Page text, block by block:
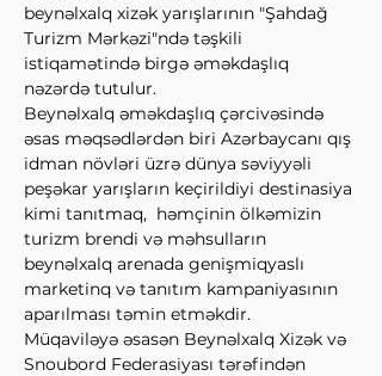
beynəlxalq xizək yarışlarının "Şahdağ
Turizm Mərkəzi"ndə təşkili
istiqamətində birgə əməkdaşlıq
nəzərdə tutulur.
Beynəlxalq əməkdaşlıq çərcivəsində
əsas məqsədlərdən biri Azərbaycanı qış
idman növləri üzrə dünya səviyyəli
peşəkar yarışların keçirildiyi destinasiya
kimi tanıtmaq,  həmçinin ölkəmizin
turizm brendi və məhsulların
beynəlxalq arenada genişmiqyaslı
marketinq və tanıtım kampaniyasının
aparılması təmin etməkdir.
Müqaviləyə əsasən Beynəlxalq Xizək və
Snoubord Federasiyası tərəfindən